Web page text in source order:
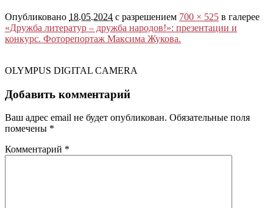
Опубликовано 18.05.2024 с разрешением 700 × 525 в галерее
«Дружба литератур – дружба народов!»: презентации и
конкурс. Фоторепортаж Максима Жукова.
OLYMPUS DIGITAL CAMERA
Добавить комментарий
Ваш адрес email не будет опубликован. Обязательные поля
помечены *
Комментарий *